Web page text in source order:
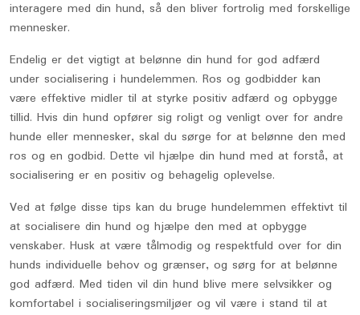
interagere med din hund, så den bliver fortrolig med forskellige
mennesker.
Endelig er det vigtigt at belønne din hund for god adfærd
under socialisering i hundelemmen. Ros og godbidder kan
være effektive midler til at styrke positiv adfærd og opbygge
tillid. Hvis din hund opfører sig roligt og venligt over for andre
hunde eller mennesker, skal du sørge for at belønne den med
ros og en godbid. Dette vil hjælpe din hund med at forstå, at
socialisering er en positiv og behagelig oplevelse.
Ved at følge disse tips kan du bruge hundelemmen effektivt til
at socialisere din hund og hjælpe den med at opbygge
venskaber. Husk at være tålmodig og respektfuld over for din
hunds individuelle behov og grænser, og sørg for at belønne
god adfærd. Med tiden vil din hund blive mere selvsikker og
komfortabel i socialiseringsmiljøer og vil være i stand til at